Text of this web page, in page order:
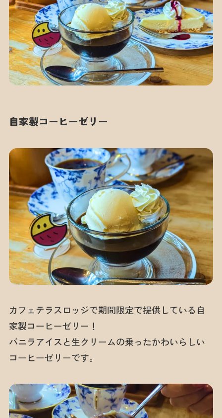
自家製コーヒーゼリー
カフェテラスロッジで期間限定で提供している自
家製コーヒーゼリー！
バニラアイスと生クリームの乗ったかわいらしい
コーヒーゼリーです。